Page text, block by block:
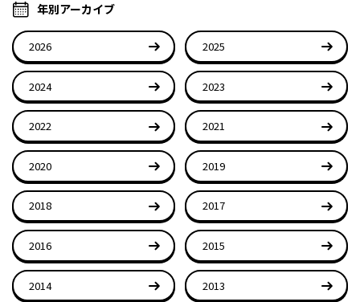
年別アーカイブ
2026 2025
2024 2023
2022 2021
2020 2019
2018 2017
2016 2015
2014 2013